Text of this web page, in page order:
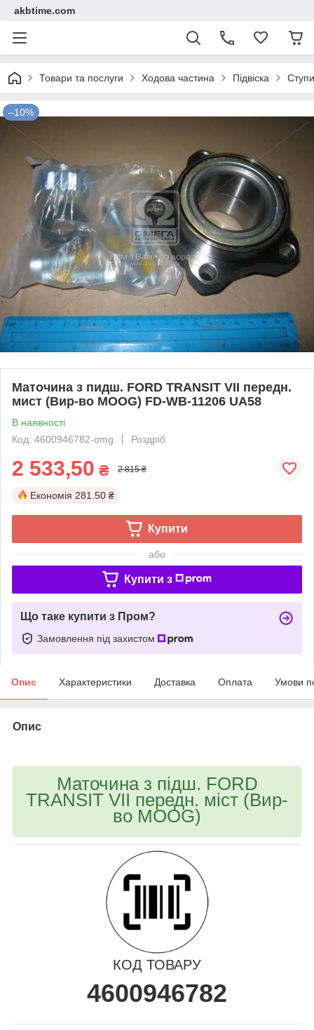
akbtime.com
Товари та послуги Ходова частина Підвіска
–10%
Маточина з пидш. FORD TRANSIT VII передн.
мист (Вир-во MOOG) FD-WB-11206 UA58
В наявності
Код: 4600946782-omg
Роздріб
2 533,50 ₴ 2 815 ₴
Економія 281.50 ₴
Купити
або
Купити з
Що таке купити з Пром?
Замовлення під захистом
Опис Характеристики Доставка Оплата Умови
Опис
Маточина з підш. FORD
TRANSIT VII передн. міст (Вир-
во MOOG)
КОД ТОВАРУ
4600946782